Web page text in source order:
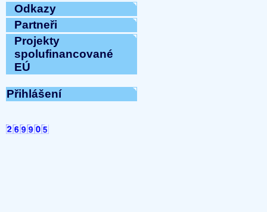
Odkazy
Partneři
Projekty
spolufinancované
EÚ
Přihlášení